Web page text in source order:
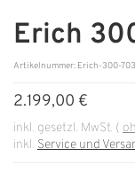
ÜBER UNS
Über uns
Messen & Events
Erich
Artikelnummer: Erich-300-
2.199,00 €
inkl. gesetzl. MwSt. (
inkl. Service und